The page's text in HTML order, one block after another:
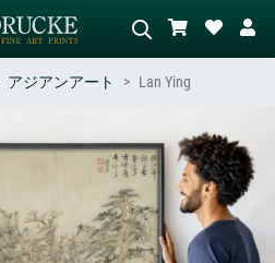
シーンを説明してください – 例：
緑の草原、赤の多い抽象画、暗い
油絵、木のそばの立ち姿のヌー
ド。
アジアンアート Lan Ying